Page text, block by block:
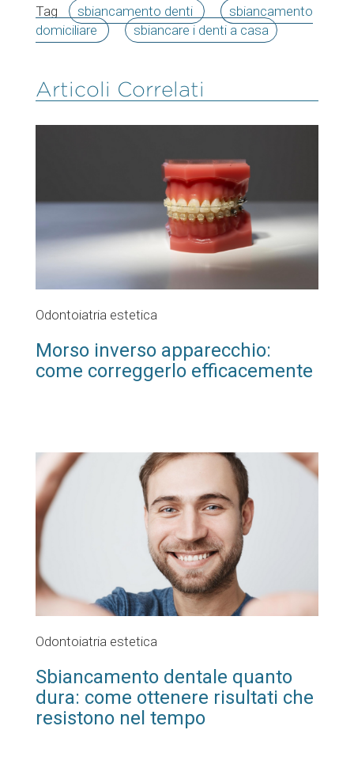
Tag sbiancamento denti
sbiancamento
domiciliare
sbiancare i denti a casa
Articoli Correlati
Odontoiatria estetica
Morso inverso apparecchio:
come correggerlo efficacemente
Odontoiatria estetica
Sbiancamento dentale quanto
dura: come ottenere risultati che
resistono nel tempo